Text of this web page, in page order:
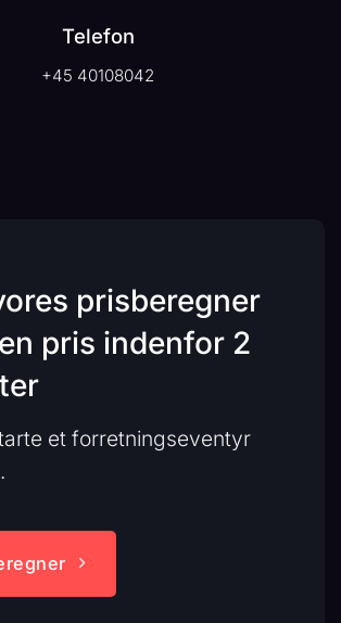
Telefon
+45 40108042
prisberegner
pris indenfor 2
et forretningseventyr